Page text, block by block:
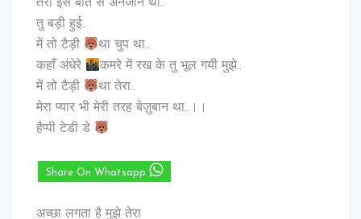
तेरी इस बात से अनजान था..
तु बड़ी हुई..
में तो टैड़ी
था चुप था..
कहाँ अंधेरे
कमरे में रख के तु भूल गयी मुझे..
में तो टैड़ी
था तेरा..
मेरा प्यार भी मेरी तरह बेज़ुबान था..।।
हैप्पी टेडी डे
Share On Whatsapp
अच्छा लगता है मुझे तेरा